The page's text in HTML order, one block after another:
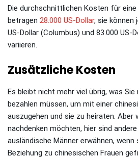
Die durchschnittlichen Kosten für
betragen 28.000 US-Dollar, sie können
US-Dollar (Columbus) und 83.000 US-
variieren.
Zusätzliche Kosten
Es bleibt nicht mehr viel übrig, was
bezahlen müssen, um mit einer
auszugehen und sie zu heiraten. Aber
nachdenken möchten, hier sind
ausländische Männer erwähnen, wenn
Beziehung zu chinesischen Frauen